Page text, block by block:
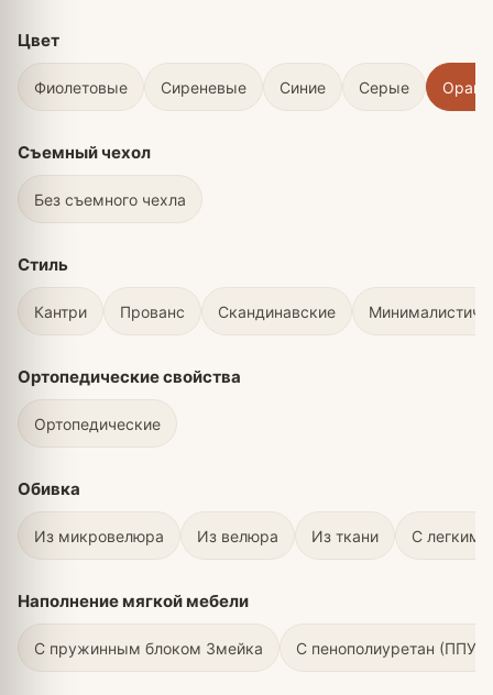
Цвет
Фиолетовые Сиреневые Синие Серые
Съемный чехол
Без съемного чехла
Стиль
Кантри Прованс Скандинавские
Ортопедические свойства
Ортопедические
Обивка
Из микровелюра Из велюра Из ткани С легким
Наполнение мягкой мебели
С пружинным блоком Змейка С пенополиуретан